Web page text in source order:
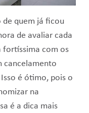
de quem já ficou
de avaliar cada
fortíssima com os
cancelamento
é ótimo, pois o
na
é a dica mais